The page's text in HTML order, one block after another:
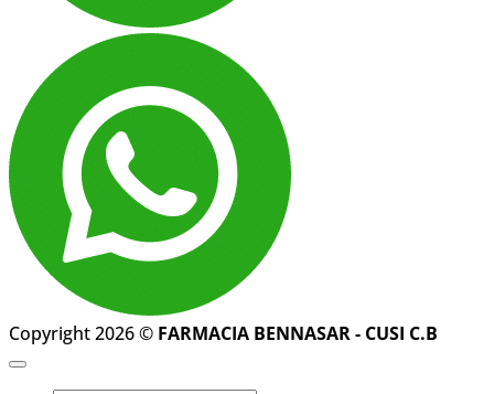
Copyright 2026 © FARMACIA BENNASAR - CUSI C.B